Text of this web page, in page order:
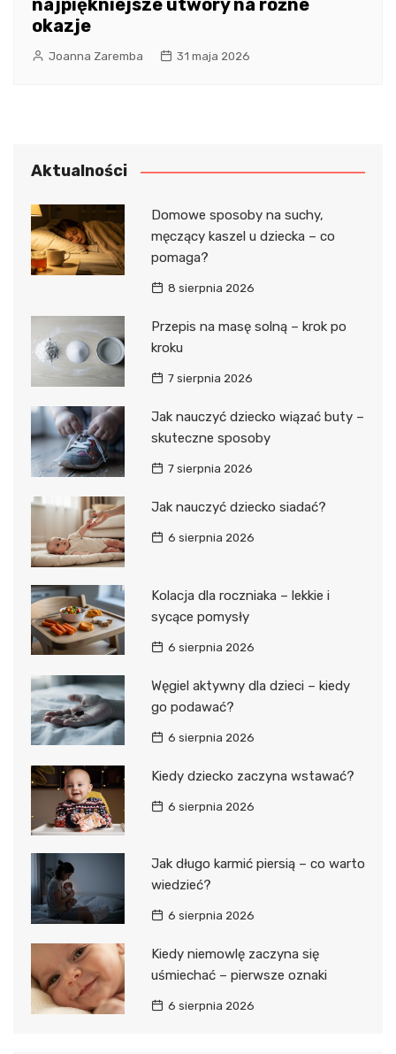
najpiękniejsze utwory na różne
okazje
Joanna Zaremba 31 maja 2026
Aktualności
Domowe sposoby na suchy,
męczący kaszel u dziecka – co
pomaga?
8 sierpnia 2026
Przepis na masę solną – krok po
kroku
7 sierpnia 2026
Jak nauczyć dziecko wiązać buty –
skuteczne sposoby
7 sierpnia 2026
Jak nauczyć dziecko siadać?
6 sierpnia 2026
Kolacja dla roczniaka – lekkie i
sycące pomysły
6 sierpnia 2026
Węgiel aktywny dla dzieci – kiedy
go podawać?
6 sierpnia 2026
Kiedy dziecko zaczyna wstawać?
6 sierpnia 2026
Jak długo karmić piersią – co warto
wiedzieć?
6 sierpnia 2026
Kiedy niemowlę zaczyna się
uśmiechać – pierwsze oznaki
6 sierpnia 2026